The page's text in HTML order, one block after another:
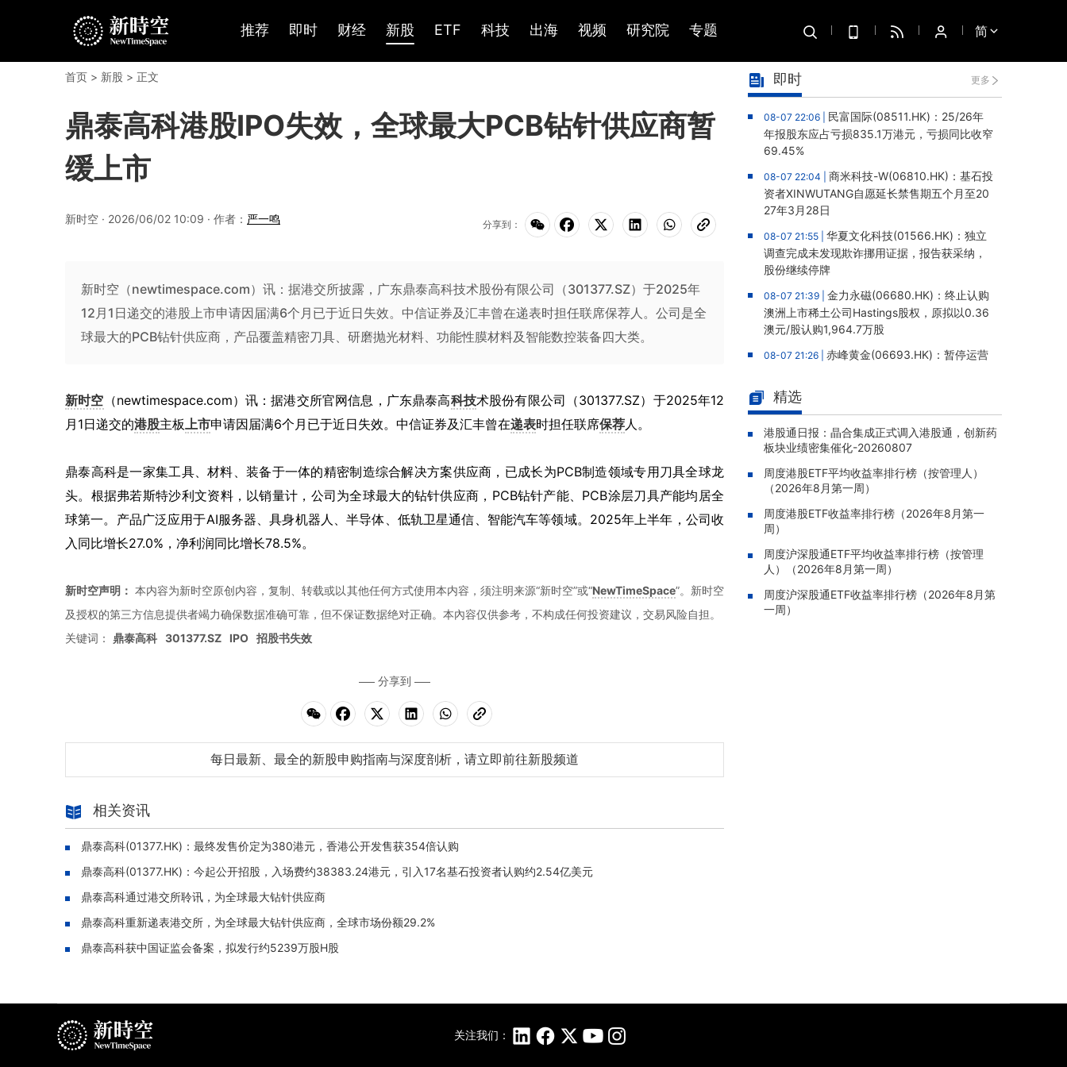
推荐 即时 财经 新股 ETF 科技 出海 视频 研究院 专题 简
首页 > 新股 > 正文
鼎泰高科港股IPO失效，全球最大PCB钻针供应商暂
缓上市
新时空 · 2026/06/02 10:09 · 作者： 严一鸣 分享到：
新时空（newtimespace.com）讯：据港交所披露，广东鼎泰高科技术股份有限公司（301377.SZ）于2025年
12月1日递交的港股上市申请因届满6个月已于近日失效。中信证券及汇丰曾在递表时担任联席保荐人。公司是全
球最大的PCB钻针供应商，产品覆盖精密刀具、研磨抛光材料、功能性膜材料及智能数控装备四大类。
新时空 （newtimespace.com）讯：据港交所官网信息，广东鼎泰高科技术股份有限公司（301377.SZ）于2025年12
月1日递交的港股主板上市申请因届满6个月已于近日失效。中信证券及汇丰曾在递表时担任联席保荐人。
鼎泰高科是一家集工具、材料、装备于一体的精密制造综合解决方案供应商，已成长为PCB制造领域专用刀具全球龙
头。根据弗若斯特沙利文资料，以销量计，公司为全球最大的钻针供应商，PCB钻针产能、PCB涂层刀具产能均居全
球第一。产品广泛应用于AI服务器、具身机器人、半导体、低轨卫星通信、智能汽车等领域。2025年上半年，公司收
入同比增长27.0%，净利润同比增长78.5%。
新时空声明： 本内容为新时空原创内容，复制、转载或以其他任何方式使用本内容，须注明来源“新时空”或“NewTimeSpace”。新时空
及授权的第三方信息提供者竭力确保数据准确可靠，但不保证数据绝对正确。本內容仅供参考，不构成任何投资建议，交易风险自担。
关键词： 鼎泰高科 301377.SZ IPO 招股书失效
分享到
每日最新、最全的新股申购指南与深度剖析，请立即前往新股频道
相关资讯
鼎泰高科(01377.HK)：最终发售价定为380港元，香港公开发售获354倍认购
鼎泰高科(01377.HK)：今起公开招股，入场费约38383.24港元，引入17名基石投资者认购约2.54亿美元
鼎泰高科通过港交所聆讯，为全球最大钻针供应商
鼎泰高科重新递表港交所，为全球最大钻针供应商，全球市场份额29.2%
鼎泰高科获中国证监会备案，拟发行约5239万股H股
即时 更多
08-07 22:06 | 民富国际(08511.HK)：25/26年
年报股东应占亏损835.1万港元，亏损同比收窄
69.45%
08-07 22:04 | 商米科技-W(06810.HK)：基石投
资者XINWUTANG自愿延长禁售期五个月至20
27年3月28日
08-07 21:55 | 华夏文化科技(01566.HK)：独立
调查完成未发现欺诈挪用证据，报告获采纳，
股份继续停牌
08-07 21:39 | 金力永磁(06680.HK)：终止认购
澳洲上市稀土公司Hastings股权，原拟以0.36
澳元/股认购1,964.7万股
08-07 21:26 | 赤峰黄金(06693.HK)：暂停运营
人民币5,406万元
08-07 20:07 |灵宝黄金(03330.HK)：新疆哈巴
河勘查取得重大进展，保有金金属量由13.20吨
跃升至53.94吨
08-07 20:04 |迅策(03317.HK)：与天合算力订
立战略合作备忘，共探能源垂类大模型与Toke
n工厂商业化
08-07 20:02 |
中国泛半导体IMSS市场排名第三
08-07 19:47 | 浙能迈领绿航二次递表港交所，为
全球领先的绿色航运设备和系统提供商
08-07 19:09 |
精选
港股通日报：晶合集成正式调入港股通，创新药
板块业绩密集催化-20260807
周度港股ETF平均收益率排行榜（按管理人）
（2026年8月第一周）
周度港股ETF收益率排行榜（2026年8月第一
周）
周度沪深股通ETF平均收益率排行榜（按管理
人）（2026年8月第一周）
周度沪深股通ETF收益率排行榜（2026年8月第
一周）
关注我们：